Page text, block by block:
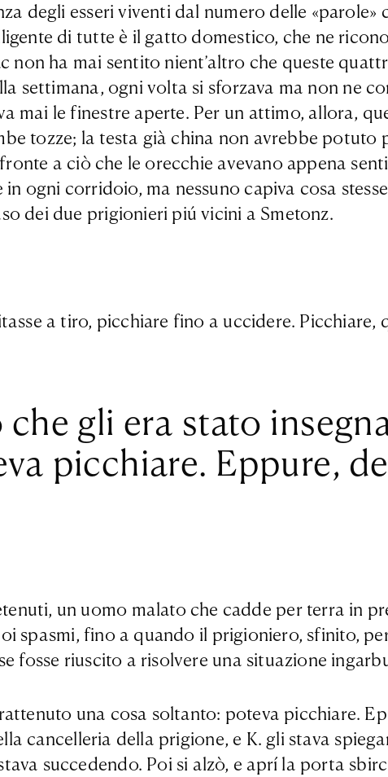
degli esseri viventi dal numero delle «parole»
di tutte è il gatto domestico, che ne
ha mai sentito nient’altro che queste
settimana, ogni volta si sforzava ma non ne
mai le finestre aperte. Per un attimo, allora,
tozze; la testa già china non avrebbe potuto
a ciò che le orecchie avevano appena
ogni corridoio, ma nessuno capiva cosa
dei due prigionieri piú vicini a Smetonz.
a tiro, picchiare fino a uccidere. Picchia­re,
gli era stato
picchiare. Eppure,
un uomo malato che cadde per terra in
fino a quando il prigioniero, sfinito,
fosse riuscito a risolvere una situazione
una cosa soltanto: poteva picchiare.
cancelleria della prigione, e K. gli stava
succedendo. Poi si alzò, e aprí la porta